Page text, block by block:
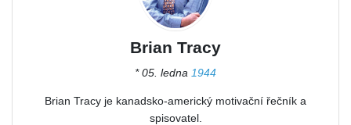
Brian Tracy
* 05. ledna 1944
Brian Tracy je kanadsko-americký motivační řečník a
spisovatel.